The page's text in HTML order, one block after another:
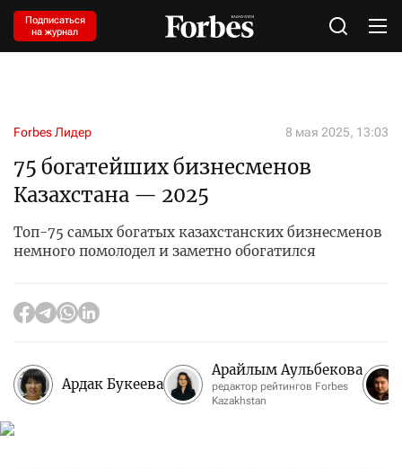
Подписаться
на журнал
Forbes Лидер 8 мая 2025, 13:03
75 богатейших бизнесменов
Казахстана — 2025
Топ-75 самых богатых казахстанских бизнесменов
немного помолодел и заметно обогатился
Ардак Букеева
Арайлым Аульбекова
редактор рейтингов Forbes
Kazakhstan